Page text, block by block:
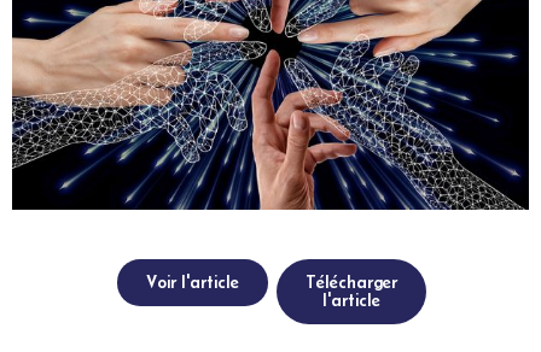
Voir l'article
Télécharger
l'article